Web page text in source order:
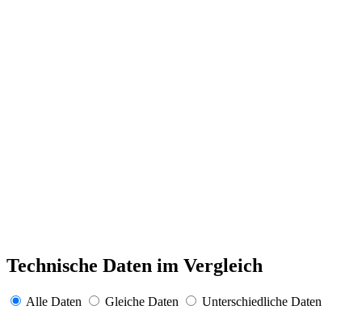
Technische Daten im Vergleich
Alle Daten Gleiche Daten Unterschiedliche Daten